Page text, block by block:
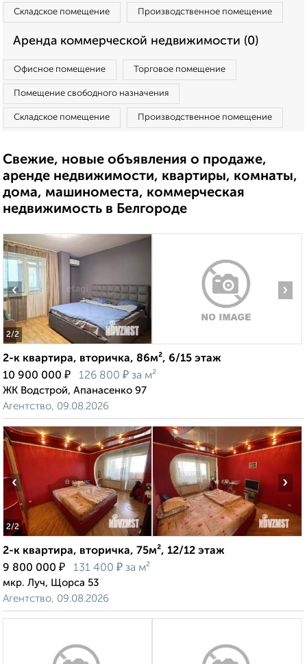
Складское помещение Производственное помещение
Аренда коммерческой недвижимости (0)
Офисное помещение Торговое помещение
Помещение свободного назначения
Складское помещение Производственное помещение
Свежие, новые объявления о продаже,
аренде недвижимости, квартиры, комнаты,
дома, машиноместа, коммерческая
недвижимость в Белгороде
2/2
‹ ›
2-к квартира, вторичка, 86м², 6/15 этаж
10 900 000 ₽ 126 800 ₽ за м²
ЖК Водстрой, Апанасенко 97
Агентство, 09.08.2026
2/2
‹ ›
2-к квартира, вторичка, 75м², 12/12 этаж
9 800 000 ₽ 131 400 ₽ за м²
мкр. Луч, Щорса 53
Агентство, 09.08.2026